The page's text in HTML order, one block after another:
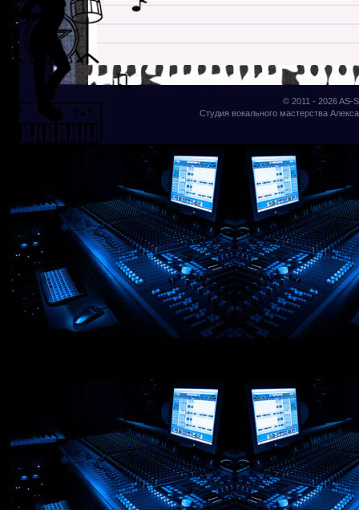
© 2011 - 2026AS-
Студия вокального мастерства